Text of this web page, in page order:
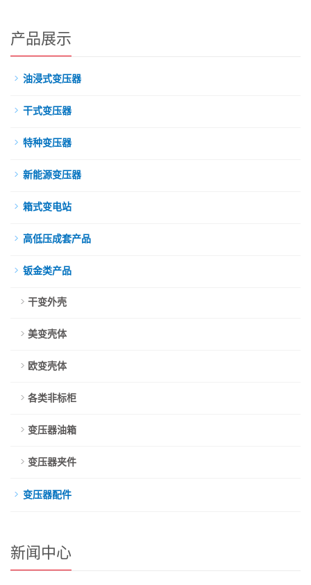
产品展示
油浸式变压器
干式变压器
特种变压器
新能源变压器
箱式变电站
高低压成套产品
钣金类产品
干变外壳
美变壳体
欧变壳体
各类非标柜
变压器油箱
变压器夹件
变压器配件
新闻中心